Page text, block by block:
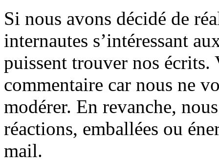
Si nous avons décidé de
internautes s’intéressant
puissent trouver nos écrits.
commentaire car nous ne
modérer. En revanche,
réactions, emballées ou
mail.